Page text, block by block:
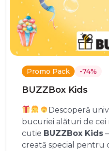
Promo Pack -74%
BUZZBox Kids
Descoperă
bucuriei alături de cei
cutie BUZZBox Kids
creată special pentru